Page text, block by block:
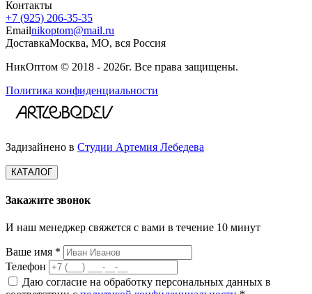
Контакты
+7 (925) 206‑35‑35
Emailnikoptom@mail.ru
ДоставкаМосква, МО, вся Россия
НикОптом © 2018 - 2026г. Все права защищены.
Политика конфиденциальности
Задизайнено в Студии Артемия Лебедева
КАТАЛОГ
Закажите звонок
И наш менеджер свяжется с вами в течение 10 минут
Ваше имя *
Телефон
Даю согласие на обработку персональных данных в